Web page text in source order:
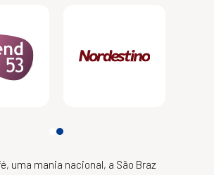
uma mania nacional, a São Braz